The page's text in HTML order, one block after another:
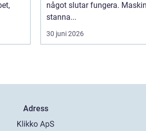
något slutar fungera.
stanna...
30 juni 2026
Adress